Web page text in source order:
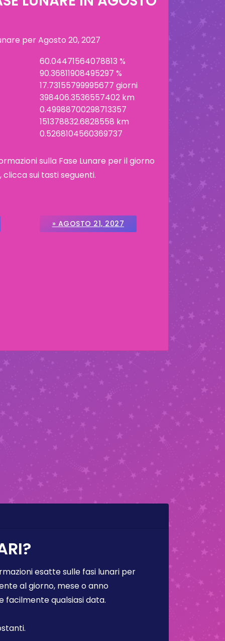
perAgosto 20, 2027
60.04471564078813 %
90.36811908495297 %
17.73155799995677 giorni
398406.3536557402 km
0.49988700298713357
151378832.6828558 km
0.5268104560369737
sulla Fase Lunare per il giorno
sui tasti seguenti.
» AGOSTO 21, 2027
esatte sulle fasi lunari per
al giorno, mese o anno
qualsiasi data.